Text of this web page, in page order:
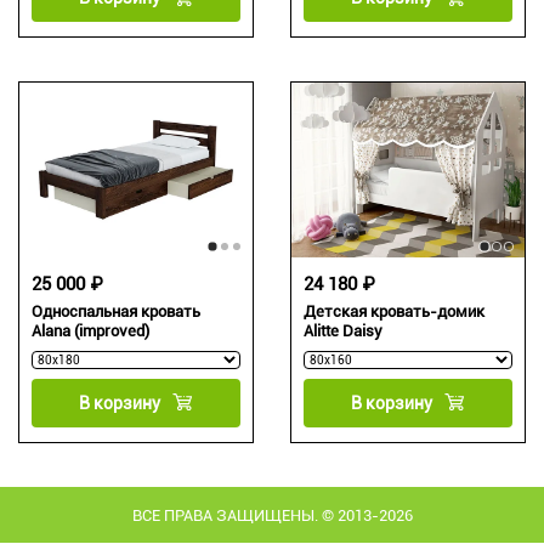
Односпальная кровать
Alana (improved)
25 000 ₽
В корзину
Детская кровать-домик
Alitte Daisy
24 180 ₽
В корзину
ВСЕ ПРАВА ЗАЩИЩЕНЫ. © 2013-2026